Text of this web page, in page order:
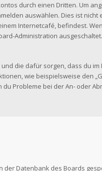
durch einen Dritten. Um
auswählen. Dies ist
Internetcafé, befindest.
Administration ausgeschaltet.
die dafür sorgen, dass du im
wie beispielsweise den
Probleme bei der An- oder
Datenbank des Boards